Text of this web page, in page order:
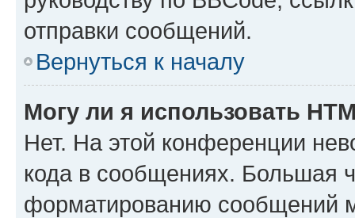
отправки сообщений.
Вернуться к началу
Могу ли я использовать
Нет. На этой конференции
кода в сообщениях. Большая
форматированию сообщений